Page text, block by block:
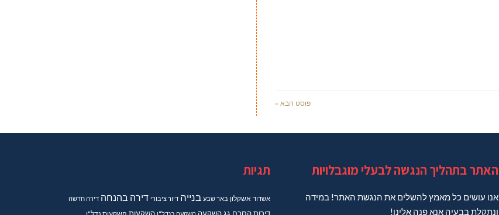
פוסט הבא »
האתר בתהליך הנגשה לבעלי מוגבלויות
אנו עושים כל מאמץ להשלים את הנגשת האתר! במידה
ונתקלת בבעיה אנא פנה אלינו!
תגיות
אשדוד אשקלון באר שבע בנייה דיור ציבורי דירה בהנחה דירה חדשה
דירותהסכם גגהשקעה השקעה בנדל"ן השקעות השקעות נדל"ן